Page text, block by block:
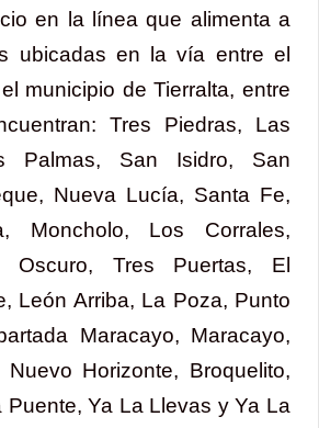
en la línea que alimenta a
ubicadas en la vía entre el
municipio de Tierralta, entre
Tres Piedras, Las
Palmas, San Isidro, San
Nueva Lucía, Santa Fe,
Moncholo, Los Corrales,
Oscuro, Tres Puertas, El
León Arriba, La Poza, Punto
Maracayo, Maracayo,
Horizonte, Broquelito,
Puente, Ya La Llevas y Ya La